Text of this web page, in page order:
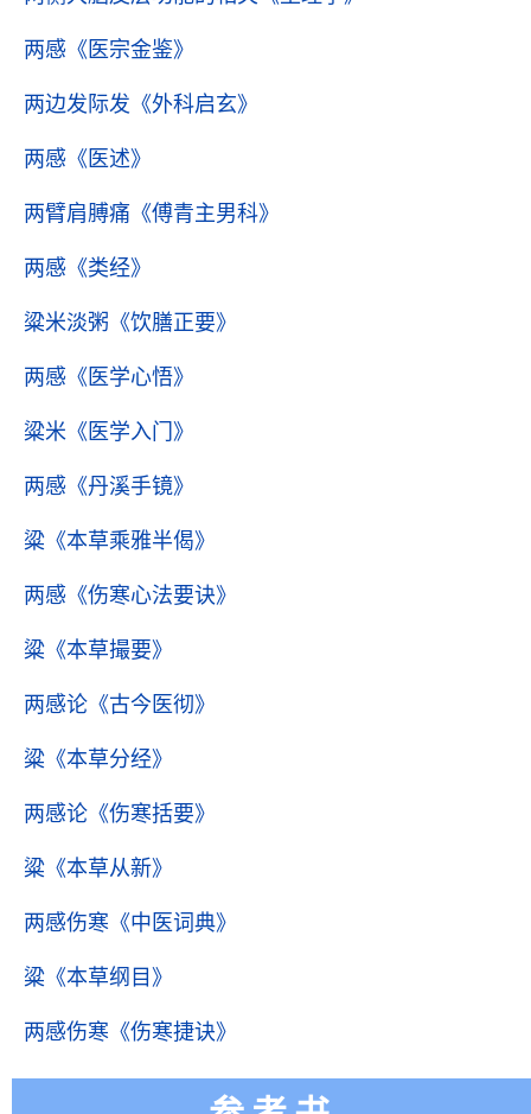
两感 《医宗金鉴》
两边发际发 《外科启玄》
两感 《医述》
两臂肩膊痛 《傅青主男科》
两感 《类经》
粱米淡粥 《饮膳正要》
两感 《医学心悟》
粱米 《医学入门》
两感 《丹溪手镜》
粱 《本草乘雅半偈》
两感 《伤寒心法要诀》
粱 《本草撮要》
两感论 《古今医彻》
粱 《本草分经》
两感论 《伤寒括要》
粱 《本草从新》
两感伤寒 《中医词典》
粱 《本草纲目》
两感伤寒 《伤寒捷诀》